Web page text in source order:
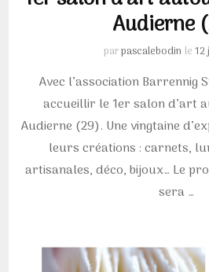
Audierne
parpascalebodin le12
Avec l’association Barrennig
accueillir le 1er salon d’art
Audierne (29). Une vingtaine
leurs créations : carnets,
artisanales, déco, bijoux… Le
sera …